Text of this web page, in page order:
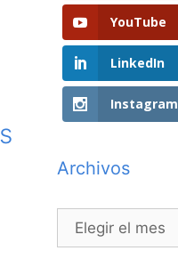
YouTube
LinkedIn
Instagram
Archivos
Archivos